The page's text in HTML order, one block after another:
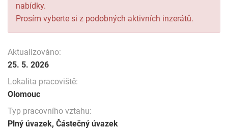
nabídky.
Prosím vyberte si z podobných aktivních inzerátů.
Aktualizováno:
25. 5. 2026
Lokalita pracoviště:
Olomouc
Typ pracovního vztahu:
Plný úvazek, Částečný úvazek